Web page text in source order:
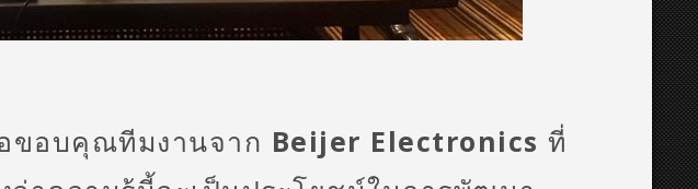
ขอบคุณทีมงานจาก Beijer Electronics ที่